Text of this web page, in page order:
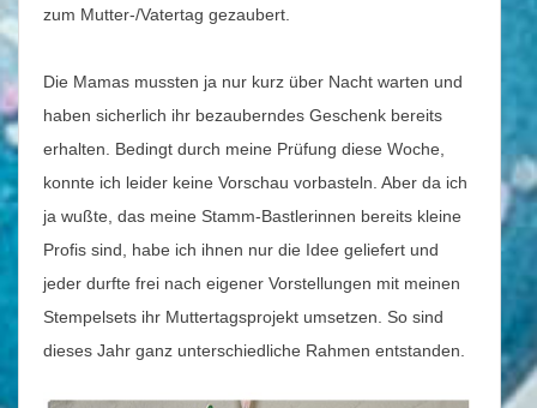
zum Mutter-/Vatertag gezaubert.
Die Mamas mussten ja nur kurz über Nacht warten und
haben sicherlich ihr bezauberndes Geschenk bereits
erhalten. Bedingt durch meine Prüfung diese Woche,
konnte ich leider keine Vorschau vorbasteln. Aber da ich
ja wußte, das meine Stamm-Bastlerinnen bereits kleine
Profis sind, habe ich ihnen nur die Idee geliefert und
jeder durfte frei nach eigener Vorstellungen mit meinen
Stempelsets ihr Muttertagsprojekt umsetzen. So sind
dieses Jahr ganz unterschiedliche Rahmen entstanden.